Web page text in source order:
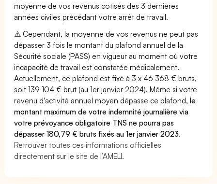
moyenne de vos revenus cotisés des 3 dernières
années civiles précédant votre arrêt de travail.
⚠️ Cependant, la moyenne de vos revenus ne peut pas
dépasser 3 fois le montant du plafond annuel de la
Sécurité sociale (PASS) en vigueur au moment où votre
incapacité de travail est constatée médicalement.
Actuellement, ce plafond est fixé à 3 x 46 368 € bruts,
soit 139 104 € brut (au 1er janvier 2024). Même si votre
revenu d'activité annuel moyen dépasse ce plafond,le
montant maximum de votre indemnité journalière via
votre prévoyance obligatoire TNS ne pourra pas
dépasser 180,79 € bruts fixés au 1er janvier 2023.
Retrouver toutes ces informations officielles
directement sur le site de l’AMELI.